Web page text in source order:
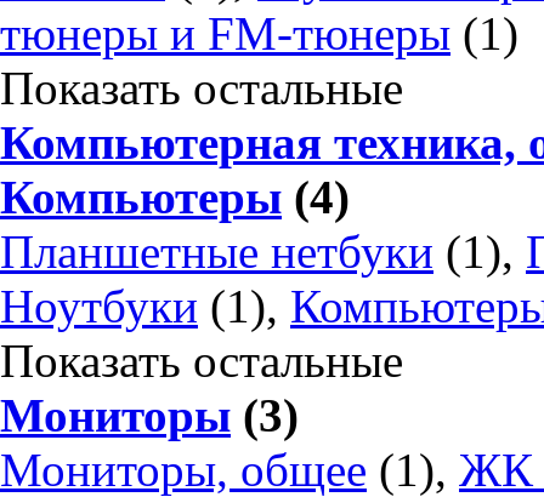
тюнеры и FM-тюнеры (1)
Показать остальные
Компьютерная техника,
Компьютеры (4)
Планшетные нетбуки (1),
Ноутбуки (1),
Показать остальные
Мониторы (3)
Мониторы, общее (1), ЖК